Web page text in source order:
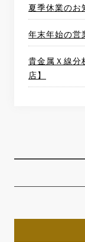
夏季休業の
年末年始の営
貴金属Ｘ線分
店】